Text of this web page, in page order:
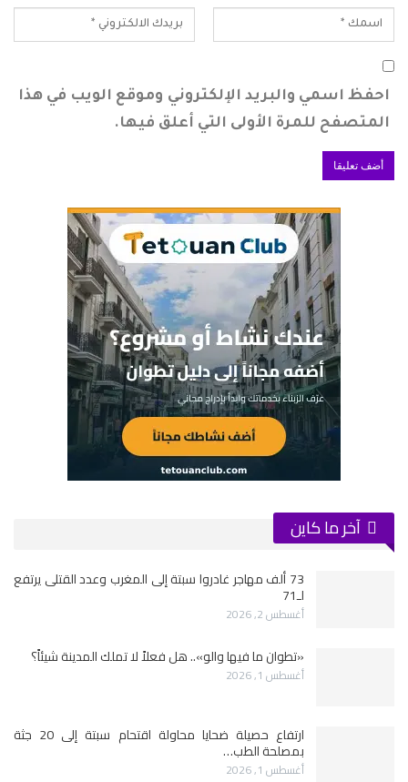
احفظ اسمي والبريد الإلكتروني وموقع الويب في هذا
المتصفح للمرة الأولى التي أعلق فيها.
آخر ما كاين
73 ألف مهاجر غادروا سبتة إلى المغرب وعدد القتلى يرتفع
لـ71
أغسطس 2, 2026
«تطوان ما فيها والو».. هل فعلاً لا تملك المدينة شيئاً؟
أغسطس 1, 2026
ارتفاع حصيلة ضحايا محاولة اقتحام سبتة إلى 20 جثة
بمصلحة الطب…
أغسطس 1, 2026